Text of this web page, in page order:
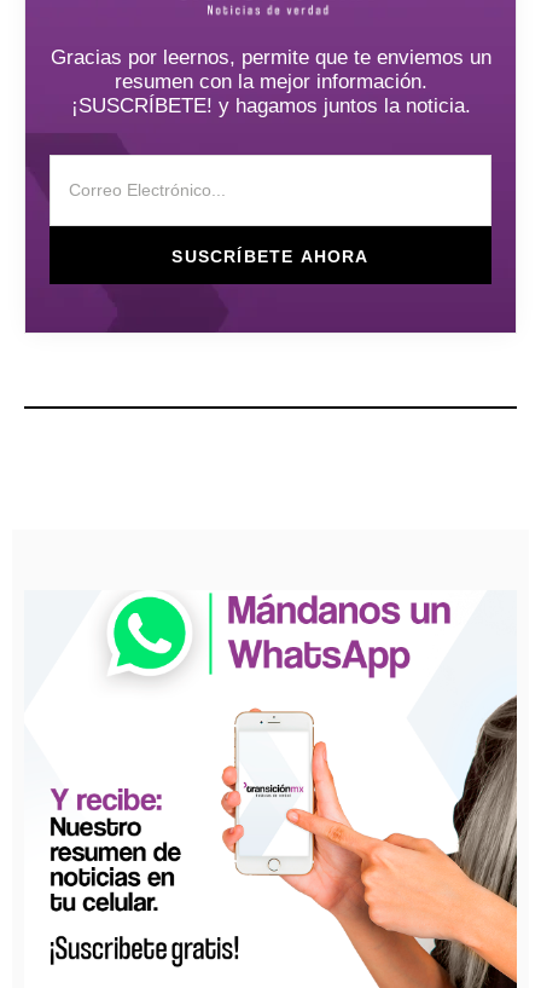
Gracias por leernos, permite que te enviemos un
resumen con la mejor información.
¡SUSCRÍBETE! y hagamos juntos la noticia.
SUSCRÍBETE AHORA